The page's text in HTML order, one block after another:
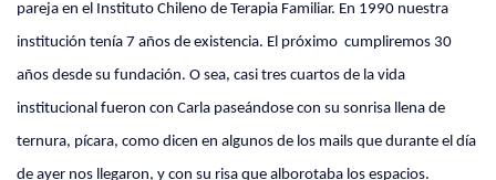
pareja en el Instituto Chileno de Terapia Familiar. En 1990 nuestra
institución tenía 7 años de existencia. El próximo cumpliremos 30
años desde su fundación. O sea, casi tres cuartos de la vida
institucional fueron con Carla paseándose con su sonrisa llena de
ternura, pícara, como dicen en algunos de los mails que durante el día
de ayer nos llegaron, y con su risa que alborotaba los espacios.